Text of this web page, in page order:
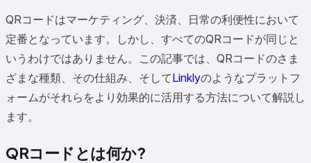
QRコードはマーケティング、決済、日常の利便性において
定番となっています。しかし、すべてのQRコードが同じと
いうわけではありません。この記事では、QRコードのさま
ざまな種類、その仕組み、そしてLinklyのようなプラットフ
ォームがそれらをより効果的に活用する方法について解説し
ます。
QRコードとは何か?